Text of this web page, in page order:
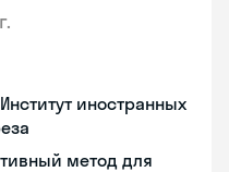
иностранных
метод для